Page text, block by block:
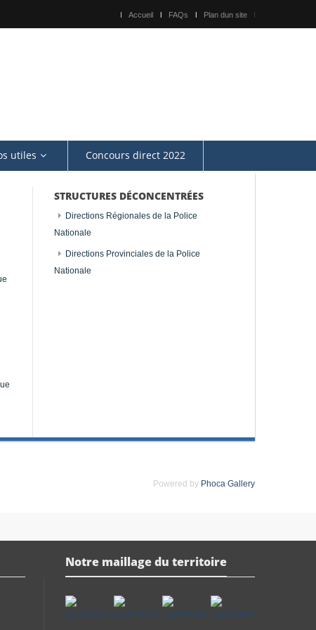
Accueil FAQs Plan dun site
STRUCTURES DÉCONCENTRÉES
Directions Régionales de la Police
Nationale
Directions Provinciales de la Police
Nationale
utiles Concours direct 2022
Powered by Phoca Gallery
Notre maillage du territoire